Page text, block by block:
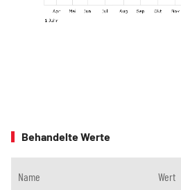
Behandelte Werte
Name Wert